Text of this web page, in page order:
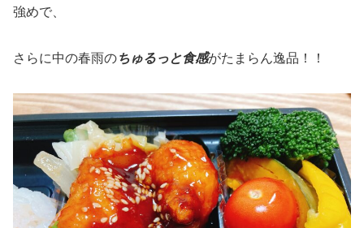
強めで、
さらに中の春雨のちゅるっと食感がたまらん逸品！！